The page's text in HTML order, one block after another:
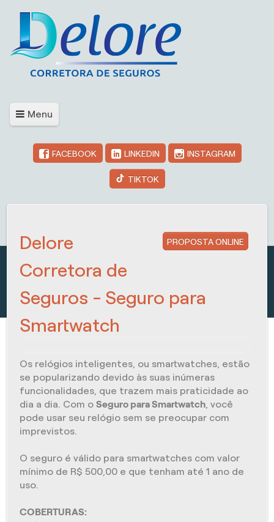
Menu
FACEBOOK LINKEDIN INSTAGRAM
TIKTOK
PROPOSTA ONLINE
Delore
Corretora de
Seguros - Seguro para
Smartwatch
Os relógios inteligentes, ou smartwatches, estão
se popularizando devido às suas inúmeras
funcionalidades, que trazem mais praticidade ao
dia a dia. Com oSeguro para Smartwatch , você
pode usar seu relógio sem se preocupar com
imprevistos.
O seguro é válido para smartwatches com valor
mínimo de R$ 500,00 e que tenham até 1 ano de
uso.
COBERTURAS: